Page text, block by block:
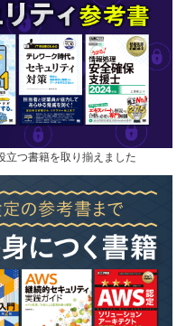
立つ書籍を取り揃えました